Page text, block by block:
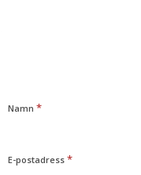
Namn *
E-postadress *